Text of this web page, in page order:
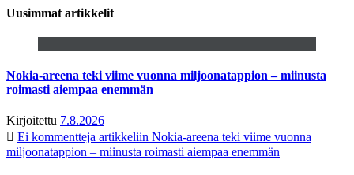
Uusimmat artikkelit
Nokia-areena teki viime vuonna miljoonatappion – miinusta
roimasti aiempaa enemmän
Kirjoitettu 7.8.2026
Ei kommentteja artikkeliin Nokia-areena teki viime vuonna
miljoonatappion – miinusta roimasti aiempaa enemmän